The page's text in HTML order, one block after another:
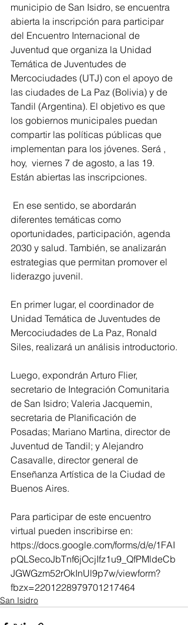
municipio de San Isidro, se encuentra
abierta la inscripción para participar
del Encuentro Internacional de
Juventud que organiza la Unidad
Temática de Juventudes de
Mercociudades (UTJ) con el apoyo de
las ciudades de La Paz (Bolivia) y de
Tandil (Argentina). El objetivo es que
los gobiernos municipales puedan
compartir las políticas públicas que
implementan para los jóvenes. Será ,
hoy,  viernes 7 de agosto, a las 19.
Están abiertas las inscripciones.
diferentes temáticas como
oportunidades, participación, agenda
2030 y salud. También, se analizarán
estrategias que permitan promover el
liderazgo juvenil.
En primer lugar, el coordinador de
Unidad Temática de Juventudes de
Mercociudades de La Paz, Ronald
Siles, realizará un análisis introductorio.
Luego, expondrán Arturo Flier,
secretario de Integración Comunitaria
de San Isidro; Valeria Jacquemin,
secretaria de Planificación de
Posadas; Mariano Martina, director de
Juventud de Tandil; y Alejandro
Casavalle, director general de
Enseñanza Artística de la Ciudad de
Buenos Aires.
Para participar de este encuentro
virtual pueden inscribirse en:
https://docs.google.com/forms/d/e/1FAI
pQLSecoJbTnf6jOcjIfz1u9_QfPMldeCb
JGWGzm52rOkInUl9p7w/viewform?
fbzx=2201228979701217464
San Isidro